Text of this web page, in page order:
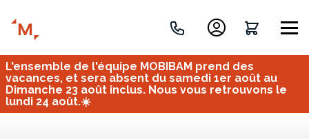
Créez votre projet de A à Z
L'ensemble de l'équipe MOBIBAM prend des
vacances, et sera absent du samedi 1er août au
Dimanche 23 août inclus. Nous vous retrouvons le
lundi 24 août.☀️